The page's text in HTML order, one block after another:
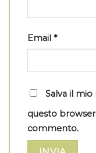
Email *
Salva il
questo
commento.